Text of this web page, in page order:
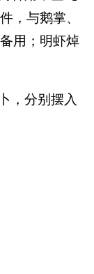
，与鹅掌、
用；明虾焯
，分别摆入